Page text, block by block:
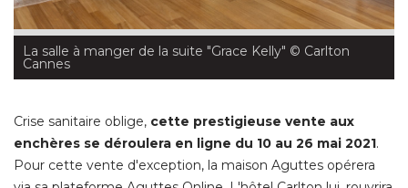
La salle à manger de la suite "Grace Kelly" © Carlton
Cannes
Crise sanitaire oblige, cette prestigieuse vente aux
enchères se déroulera en ligne du 10 au 26 mai 2021.
Pour cette vente d'exception, la maison Aguttes opérera